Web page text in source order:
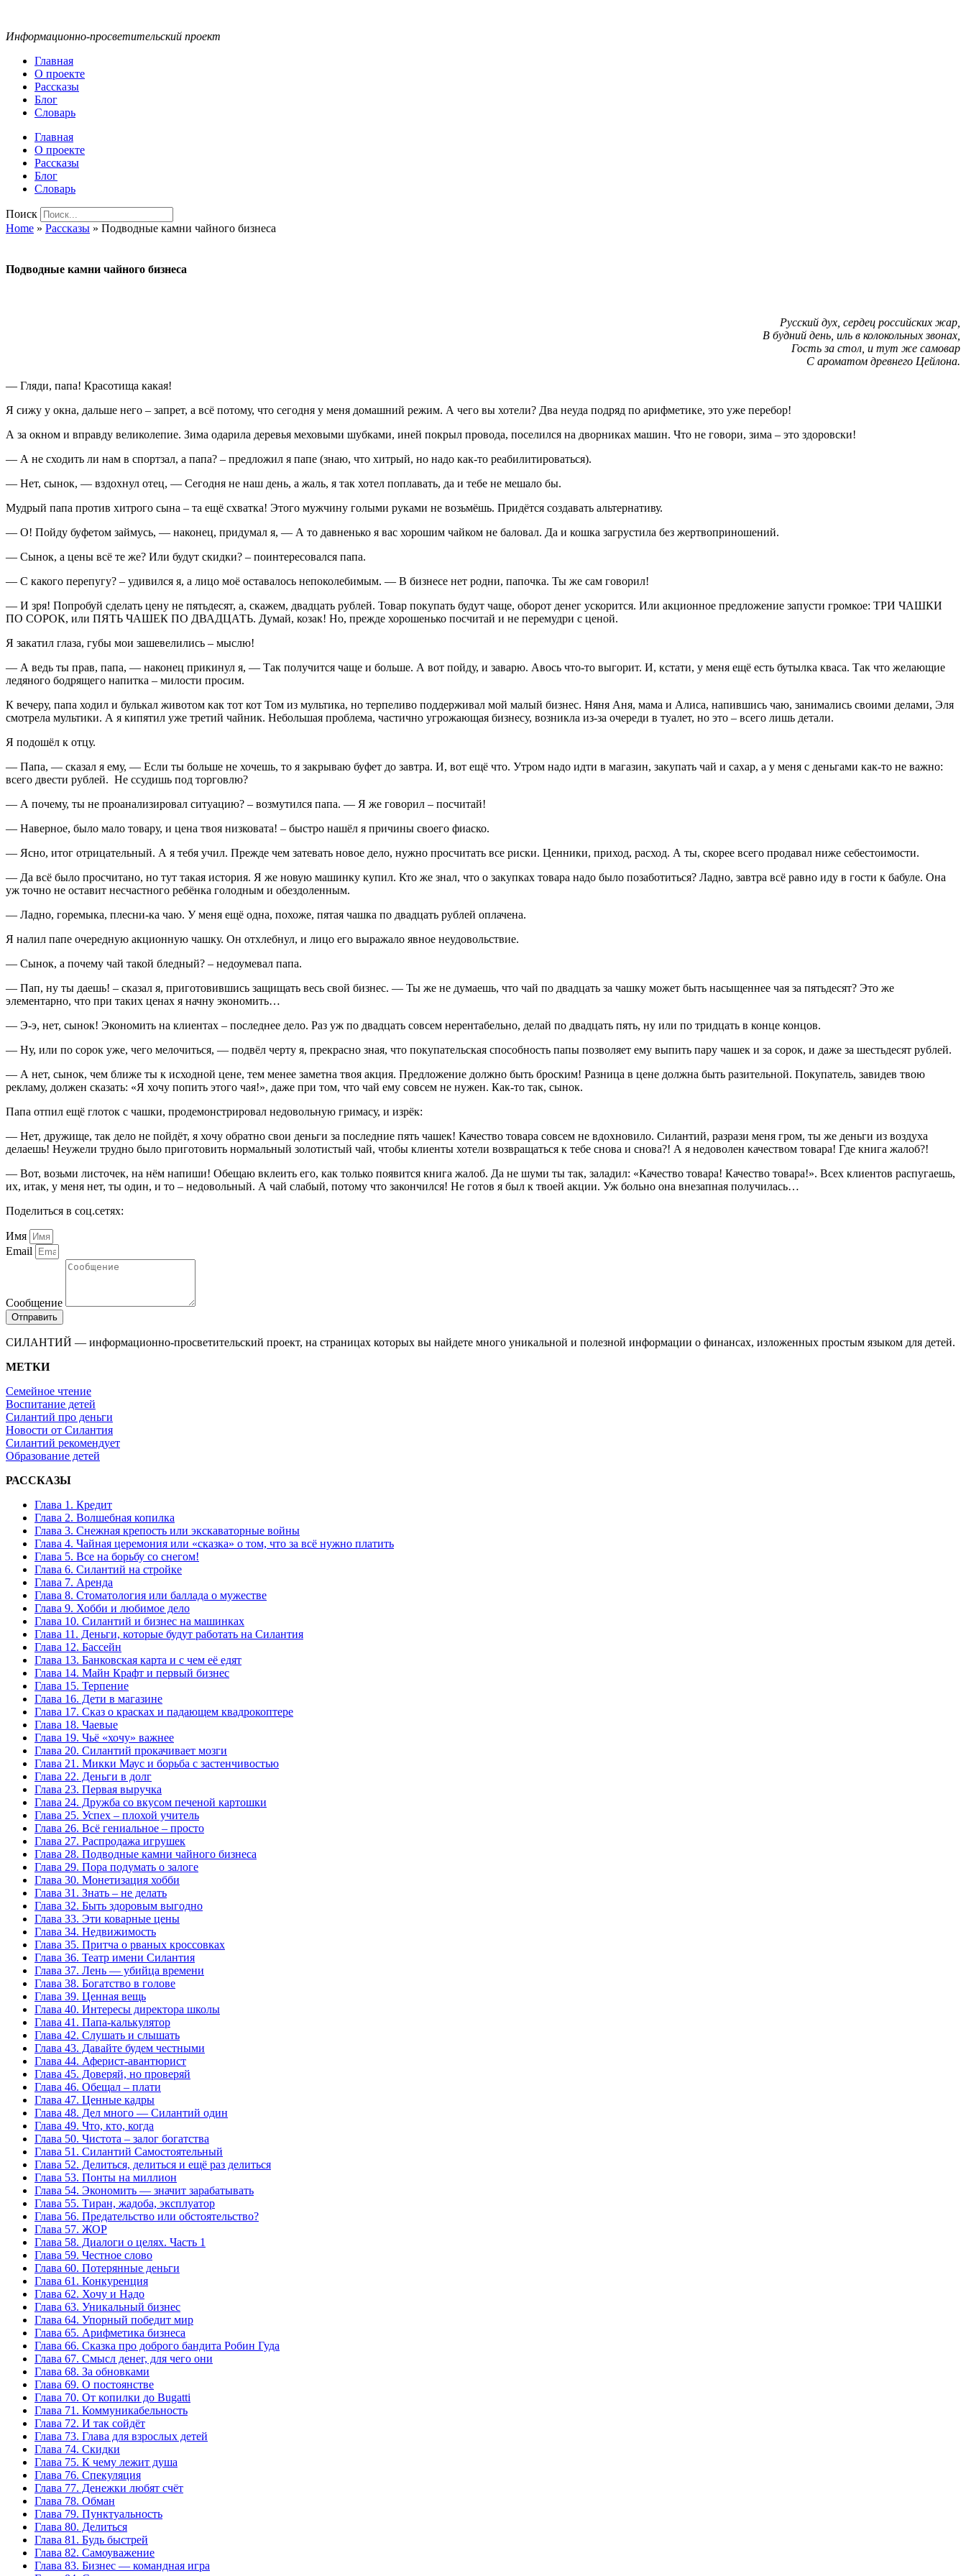
Информационно-просветительский проект
Главная
О проекте
Рассказы
Блог
Словарь
Главная
О проекте
Рассказы
Блог
Словарь
Поиск
Home » Рассказы » Подводные камни чайного бизнеса
Подводные камни чайного бизнеса
Русский дух, сердец российских жар,
В будний день, иль в колокольных звонах,
Гость за стол, и тут же самовар
С ароматом древнего Цейлона.
— Гляди, папа! Красотища какая!
Я сижу у окна, дальше него – запрет, а всё потому, что сегодня у меня домашний режим. А чего вы хотели? Два неуда подряд по арифметике, это уже перебор!
А за окном и вправду великолепие. Зима одарила деревья меховыми шубками, иней покрыл провода, поселился на дворниках машин. Что не говори, зима – это здоровски!
— А не сходить ли нам в спортзал, а папа? – предложил я папе (знаю, что хитрый, но надо как-то реабилитироваться).
— Нет, сынок, — вздохнул отец, — Сегодня не наш день, а жаль, я так хотел поплавать, да и тебе не мешало бы.
Мудрый папа против хитрого сына – та ещё схватка! Этого мужчину голыми руками не возьмёшь. Придётся создавать альтернативу.
— О! Пойду буфетом займусь, — наконец, придумал я, — А то давненько я вас хорошим чайком не баловал. Да и кошка загрустила без жертвоприношений.
— Сынок, а цены всё те же? Или будут скидки? – поинтересовался папа.
— С какого перепугу? – удивился я, а лицо моё оставалось непоколебимым. — В бизнесе нет родни, папочка. Ты же сам говорил!
— И зря! Попробуй сделать цену не пятьдесят, а, скажем, двадцать рублей. Товар покупать будут чаще, оборот денег ускорится. Или акционное предложение запусти громкое: ТРИ ЧАШКИ
ПО СОРОК, или ПЯТЬ ЧАШЕК ПО ДВАДЦАТЬ. Думай, козак! Но, прежде хорошенько посчитай и не перемудри с ценой.
Я закатил глаза, губы мои зашевелились – мыслю!
— А ведь ты прав, папа, — наконец прикинул я, — Так получится чаще и больше. А вот пойду, и заварю. Авось что-то выгорит. И, кстати, у меня ещё есть бутылка кваса. Так что желающие
ледяного бодрящего напитка – милости просим.
К вечеру, папа ходил и булькал животом как тот кот Том из мультика, но терпеливо поддерживал мой малый бизнес. Няня Аня, мама и Алиса, напившись чаю, занимались своими делами, Эля
смотрела мультики. А я кипятил уже третий чайник. Небольшая проблема, частично угрожающая бизнесу, возникла из-за очереди в туалет, но это – всего лишь детали.
Я подошёл к отцу.
— Папа, — сказал я ему, — Если ты больше не хочешь, то я закрываю буфет до завтра. И, вот ещё что. Утром надо идти в магазин, закупать чай и сахар, а у меня с деньгами как-то не важно:
всего двести рублей. Не ссудишь под торговлю?
— А почему, ты не проанализировал ситуацию? – возмутился папа. — Я же говорил – посчитай!
— Наверное, было мало товару, и цена твоя низковата! – быстро нашёл я причины своего фиаско.
— Ясно, итог отрицательный. А я тебя учил. Прежде чем затевать новое дело, нужно просчитать все риски. Ценники, приход, расход. А ты, скорее всего продавал ниже себестоимости.
— Да всё было просчитано, но тут такая история. Я же новую машинку купил. Кто же знал, что о закупках товара надо было позаботиться? Ладно, завтра всё равно иду в гости к бабуле. Она
уж точно не оставит несчастного ребёнка голодным и обездоленным.
— Ладно, горемыка, плесни-ка чаю. У меня ещё одна, похоже, пятая чашка по двадцать рублей оплачена.
Я налил папе очередную акционную чашку. Он отхлебнул, и лицо его выражало явное неудовольствие.
— Сынок, а почему чай такой бледный? – недоумевал папа.
— Пап, ну ты даешь! – сказал я, приготовившись защищать весь свой бизнес. — Ты же не думаешь, что чай по двадцать за чашку может быть насыщеннее чая за пятьдесят? Это же
элементарно, что при таких ценах я начну экономить…
— Э-э, нет, сынок! Экономить на клиентах – последнее дело. Раз уж по двадцать совсем нерентабельно, делай по двадцать пять, ну или по тридцать в конце концов.
— Ну, или по сорок уже, чего мелочиться, — подвёл черту я, прекрасно зная, что покупательская способность папы позволяет ему выпить пару чашек и за сорок, и даже за шестьдесят рублей.
— А нет, сынок, чем ближе ты к исходной цене, тем менее заметна твоя акция. Предложение должно быть броским! Разница в цене должна быть разительной. Покупатель, завидев твою
рекламу, должен сказать: «Я хочу попить этого чая!», даже при том, что чай ему совсем не нужен. Как-то так, сынок.
Папа отпил ещё глоток с чашки, продемонстрировал недовольную гримасу, и изрёк:
— Нет, дружище, так дело не пойдёт, я хочу обратно свои деньги за последние пять чашек! Качество товара совсем не вдохновило. Силантий, разрази меня гром, ты же деньги из воздуха
делаешь! Неужели трудно было приготовить нормальный золотистый чай, чтобы клиенты хотели возвращаться к тебе снова и снова?! А я недоволен качеством товара! Где книга жалоб?!
— Вот, возьми листочек, на нём напиши! Обещаю вклеить его, как только появится книга жалоб. Да не шуми ты так, заладил: «Качество товара! Качество товара!». Всех клиентов распугаешь,
их, итак, у меня нет, ты один, и то – недовольный. А чай слабый, потому что закончился! Не готов я был к твоей акции. Уж больно она внезапная получилась…
Поделиться в соц.сетях:
Имя
Email
Сообщение
Отправить
СИЛАНТИЙ — информационно-просветительский проект, на страницах которых вы найдете много уникальной и полезной информации о финансах, изложенных простым языком для детей.
МЕТКИ
Семейное чтение
Воспитание детей
Силантий про деньги
Новости от Силантия
Силантий рекомендует
Образование детей
РАССКАЗЫ
Глава 1. Кредит
Глава 2. Волшебная копилка
Глава 3. Снежная крепость или экскаваторные войны
Глава 4. Чайная церемония или «сказка» о том, что за всё нужно платить
Глава 5. Все на борьбу со снегом!
Глава 6. Силантий на стройке
Глава 7. Аренда
Глава 8. Стоматология или баллада о мужестве
Глава 9. Хобби и любимое дело
Глава 10. Силантий и бизнес на машинках
Глава 11. Деньги, которые будут работать на Силантия
Глава 12. Бассейн
Глава 13. Банковская карта и с чем её едят
Глава 14. Майн Крафт и первый бизнес
Глава 15. Терпение
Глава 16. Дети в магазине
Глава 17. Сказ о красках и падающем квадрокоптере
Глава 18. Чаевые
Глава 19. Чьё «хочу» важнее
Глава 20. Силантий прокачивает мозги
Глава 21. Микки Маус и борьба с застенчивостью
Глава 22. Деньги в долг
Глава 23. Первая выручка
Глава 24. Дружба со вкусом печеной картошки
Глава 25. Успех – плохой учитель
Глава 26. Всё гениальное – просто
Глава 27. Распродажа игрушек
Глава 28. Подводные камни чайного бизнеса
Глава 29. Пора подумать о залоге
Глава 30. Монетизация хобби
Глава 31. Знать – не делать
Глава 32. Быть здоровым выгодно
Глава 33. Эти коварные цены
Глава 34. Недвижимость
Глава 35. Притча о рваных кроссовках
Глава 36. Театр имени Силантия
Глава 37. Лень — убийца времени
Глава 38. Богатство в голове
Глава 39. Ценная вещь
Глава 40. Интересы директора школы
Глава 41. Папа-калькулятор
Глава 42. Слушать и слышать
Глава 43. Давайте будем честными
Глава 44. Аферист-авантюрист
Глава 45. Доверяй, но проверяй
Глава 46. Обещал – плати
Глава 47. Ценные кадры
Глава 48. Дел много — Силантий один
Глава 49. Что, кто, когда
Глава 50. Чистота – залог богатства
Глава 51. Силантий Самостоятельный
Глава 52. Делиться, делиться и ещё раз делиться
Глава 53. Понты на миллион
Глава 54. Экономить — значит зарабатывать
Глава 55. Тиран, жадоба, эксплуатор
Глава 56. Предательство или обстоятельство?
Глава 57. ЖОР
Глава 58. Диалоги о целях. Часть 1
Глава 59. Честное слово
Глава 60. Потерянные деньги
Глава 61. Конкуренция
Глава 62. Хочу и Надо
Глава 63. Уникальный бизнес
Глава 64. Упорный победит мир
Глава 65. Арифметика бизнеса
Глава 66. Сказка про доброго бандита Робин Гуда
Глава 67. Смысл денег, для чего они
Глава 68. За обновками
Глава 69. О постоянстве
Глава 70. От копилки до Bugatti
Глава 71. Коммуникабельность
Глава 72. И так сойдёт
Глава 73. Глава для взрослых детей
Глава 74. Скидки
Глава 75. К чему лежит душа
Глава 76. Спекуляция
Глава 77. Денежки любят счёт
Глава 78. Обман
Глава 79. Пунктуальность
Глава 80. Делиться
Глава 81. Будь быстрей
Глава 82. Самоуважение
Глава 83. Бизнес — командная игра